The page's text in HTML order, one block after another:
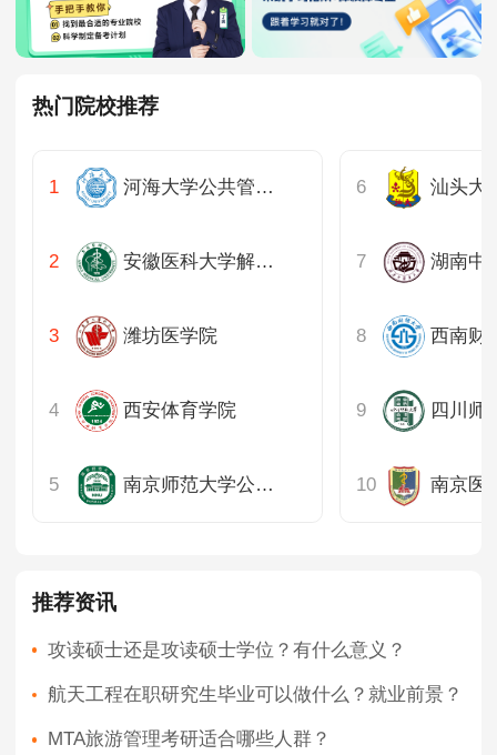
热门院校推荐
河海大学公共管理学院
安徽医科大学解放军174临床医学院
潍坊医学院
西安体育学院
南京师范大学公共管理学院
汕头大
南京医
推荐资讯
攻读硕士还是攻读硕士学位？有什么意义？
航天工程在职研究生毕业可以做什么？就业前景？
MTA旅游管理考研适合哪些人群？